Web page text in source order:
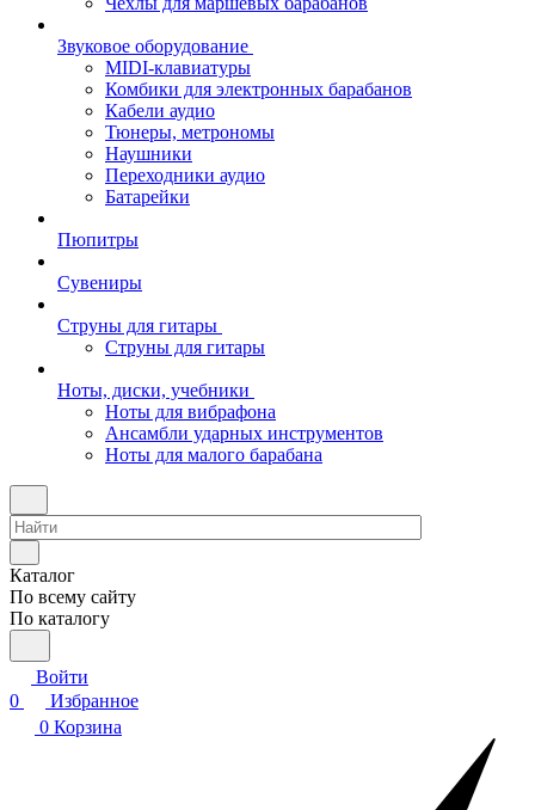
Звуковое оборудование
MIDI-клавиатуры
Комбики для электронных барабанов
Кабели аудио
Тюнеры, метрономы
Наушники
Переходники аудио
Батарейки
Пюпитры
Сувениры
Струны для гитары
Струны для гитары
Ноты, диски, учебники
Ноты для вибрафона
Ансамбли ударных инструментов
Ноты для малого барабана
Каталог
По всему сайту
По каталогу
Войти
0
Избранное
0 Корзина